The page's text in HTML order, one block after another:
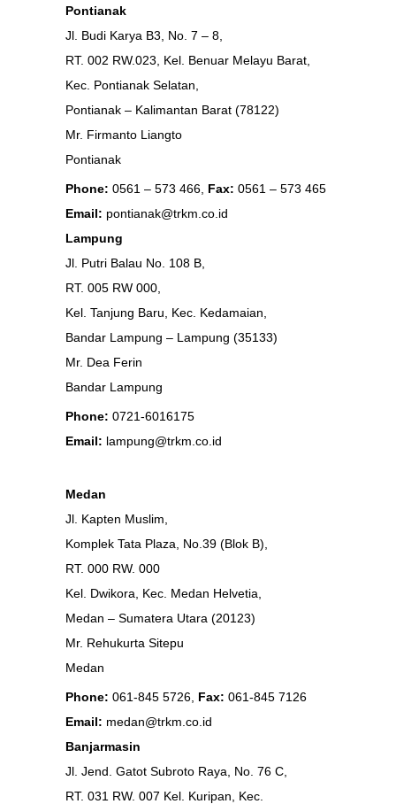
Pontianak
Jl. Budi Karya B3, No. 7 – 8,
RT. 002 RW.023, Kel. Benuar Melayu Barat,
Kec. Pontianak Selatan,
Pontianak – Kalimantan Barat (78122)
Mr. Firmanto Liangto
Pontianak
Phone: 0561 – 573 466, Fax: 0561 – 573 465
Email: pontianak@trkm.co.id
Lampung
Jl. Putri Balau No. 108 B,
RT. 005 RW 000,
Kel. Tanjung Baru, Kec. Kedamaian,
Bandar Lampung – Lampung (35133)
Mr. Dea Ferin
Bandar Lampung
Phone: 0721-6016175
Email: lampung@trkm.co.id
Medan
Jl. Kapten Muslim,
Komplek Tata Plaza, No.39 (Blok B),
RT. 000 RW. 000
Kel. Dwikora, Kec. Medan Helvetia,
Medan – Sumatera Utara (20123)
Mr. Rehukurta Sitepu
Medan
Phone: 061-845 5726, Fax: 061-845 7126
Email: medan@trkm.co.id
Banjarmasin
Jl. Jend. Gatot Subroto Raya, No. 76 C,
RT. 031 RW. 007 Kel. Kuripan, Kec.